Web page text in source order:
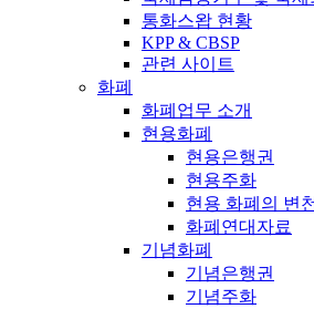
통화스왑 현황
KPP & CBSP
관련 사이트
화폐
화폐업무 소개
현용화폐
현용은행권
현용주화
현용 화폐의 변천
화폐연대자료
기념화폐
기념은행권
기념주화